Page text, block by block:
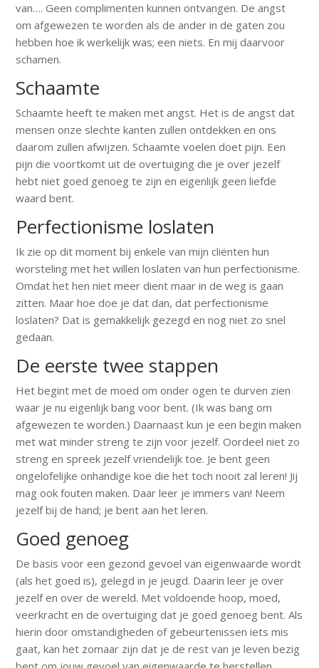
van…. Geen complimenten kunnen ontvangen. De angst
om afgewezen te worden als de ander in de gaten zou
hebben hoe ik werkelijk was; een niets. En mij daarvoor
schamen.
Schaamte
Schaamte heeft te maken met angst. Het is de angst dat
mensen onze slechte kanten zullen ontdekken en ons
daarom zullen afwijzen. Schaamte voelen doet pijn. Een
pijn die voortkomt uit de overtuiging die je over jezelf
hebt niet goed genoeg te zijn en eigenlijk geen liefde
waard bent.
Perfectionisme loslaten
Ik zie op dit moment bij enkele van mijn cliënten hun
worsteling met het willen loslaten van hun perfectionisme.
Omdat het hen niet meer dient maar in de weg is gaan
zitten. Maar hoe doe je dat dan, dat perfectionisme
loslaten? Dat is gemakkelijk gezegd en nog niet zo snel
gedaan.
De eerste twee stappen
Het begint met de moed om onder ogen te durven zien
waar je nu eigenlijk bang voor bent. (Ik was bang om
afgewezen te worden.) Daarnaast kun je een begin maken
met wat minder streng te zijn voor jezelf. Oordeel niet zo
streng en spreek jezelf vriendelijk toe. Je bent geen
ongelofelijke onhandige koe die het toch nooit zal leren! Jij
mag ook fouten maken. Daar leer je immers van! Neem
jezelf bij de hand; je bent aan het leren.
Goed genoeg
De basis voor een gezond gevoel van eigenwaarde wordt
(als het goed is), gelegd in je jeugd. Daarin leer je over
jezelf en over de wereld. Met voldoende hoop, moed,
veerkracht en de overtuiging dat je goed genoeg bent. Als
hierin door omstandigheden of gebeurtenissen iets mis
gaat, kan het zomaar zijn dat je de rest van je leven bezig